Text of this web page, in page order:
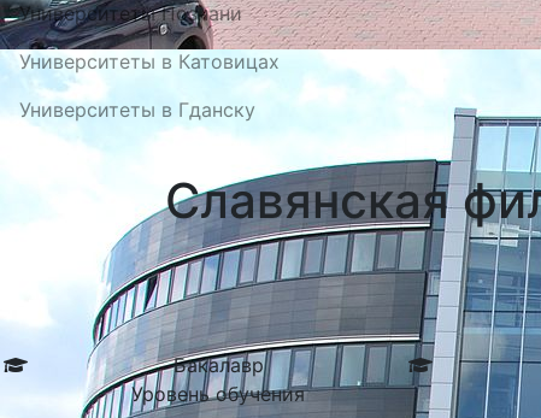
Университеты Познани
Университеты в Катовицах
Университеты в Гданску
Славянская
Бакалавр
Уровень обучения